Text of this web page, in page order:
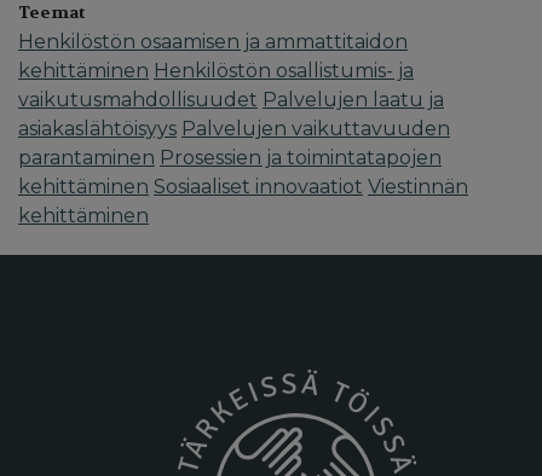
Teemat
Henkilöstön osaamisen ja ammattitaidon
kehittäminen Henkilöstön osallistumis- ja
vaikutusmahdollisuudet Palvelujen laatu ja
asiakaslähtöisyys Palvelujen vaikuttavuuden
parantaminen Prosessien ja toimintatapojen
kehittäminen Sosiaaliset innovaatiot Viestinnän
kehittäminen